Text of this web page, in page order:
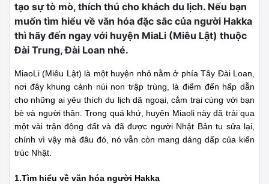
tạo sự tò mò, thích thú cho khách du lịch. Nếu bạn
muốn tìm hiểu về văn hóa đặc sắc của người Hakka
thì hãy đến ngay với huyện MiaLi (Miêu Lật) thuộc
Đài Trung, Đài Loan nhé.
MiaoLi (Miêu Lật) là một huyện nhỏ nằm ở phía Tây Đài Loan,
nơi đây khung cảnh núi non trập trùng, là điểm đến hấp dẫn
cho những ai yêu thích du lịch dã ngoại, cắm trại cùng với bạn
bè và người thân. Trong quá khứ, huyện Miaoli này đã trải qua
một vài trận động đất và đã được người Nhật Bản tu sửa lại,
chính vì vậy mà đâu đó, nó vẫn còn mang dáng dấp của kiến
trúc Nhật.
1.Tìm hiểu về văn hóa người Hakka